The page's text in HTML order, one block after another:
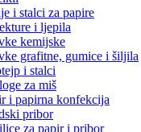
i stalci za papire
i ljepila
kemijske
grafitne, gumice i šiljila
i stalci
za miš
i papirna konfekcija
pribor
za papir i pribor